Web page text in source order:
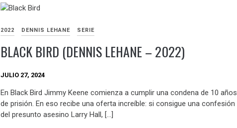
2022 DENNIS LEHANE SERIE
BLACK BIRD (DENNIS LEHANE – 2022)
JULIO 27, 2024
En Black Bird Jimmy Keene comienza a cumplir una condena de 10 años
de prisión. En eso recibe una oferta increíble: si consigue una confesión
del presunto asesino Larry Hall, […]